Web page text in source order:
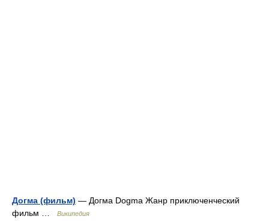
Догма (фильм) — Догма Dogma Жанр приключенческий
фильм …
Википедия